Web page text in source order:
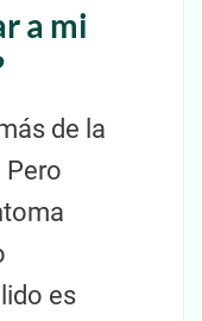
a mi
de la
Pero
es